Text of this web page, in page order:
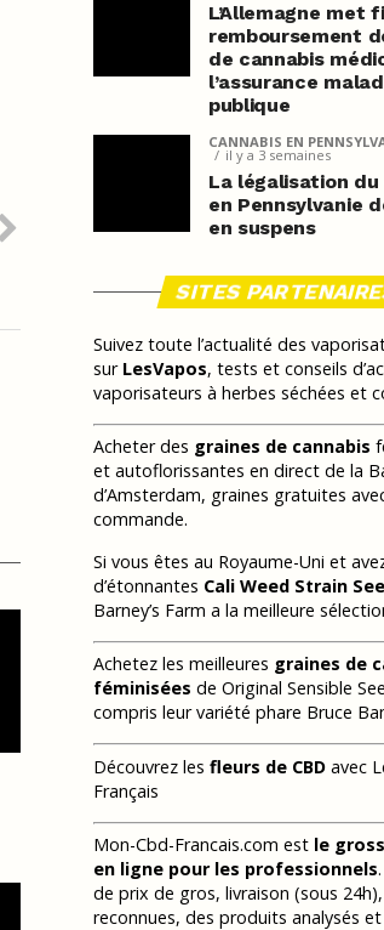
L’Allemagne met
remboursement
de cannabis
l’assurance
publique
CANNABIS EN
il y a 3 semaines
La légalisation du
en Pennsylvanie
en suspens
SITES
Suivez toute l’actualité des
sur LesVapos, tests et conseils
vaporisateurs à herbes séchées et
Acheter des graines de cannabis
et autoflorissantes en direct de la
d’Amsterdam, graines gratuites
commande.
Si vous êtes au Royaume-Uni et
d’étonnantes Cali Weed Strain
Barney’s Farm a la meilleure
Achetez les meilleures graines de
féminisées de Original Sensible
compris leur variété phare Bruce
Découvrez les fleurs de CBD avec
Français
Mon-Cbd-Francais.com est le
en ligne pour les professionnels
de prix de gros, livraison (sous
reconnues, des produits analysés